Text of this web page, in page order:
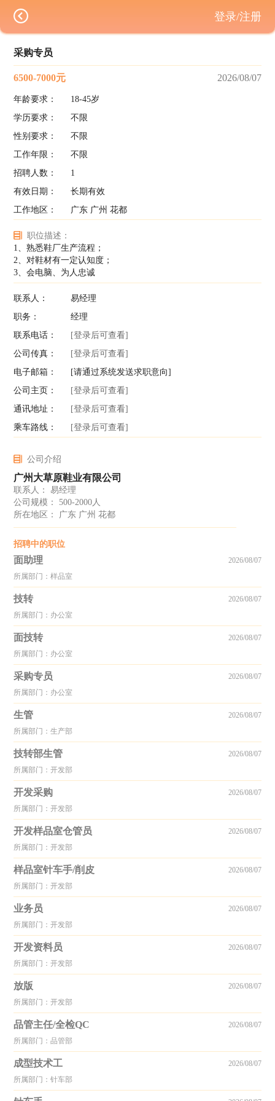
采购专员
6500-7000元 2026/08/07
年龄要求：
18-45岁
学历要求：
不限
性别要求：
不限
工作年限：
不限
招聘人数：
1
有效日期：
长期有效
工作地区：
广东 广州 花都
职位描述：
1、熟悉鞋厂生产流程；
2、对鞋材有一定认知度；
3、会电脑、为人忠诚
联系人：
易经理
职务：
经理
联系电话：
[登录后可查看]
公司传真：
[登录后可查看]
电子邮箱：
[请通过系统发送求职意向]
公司主页：
[登录后可查看]
通讯地址：
[登录后可查看]
乘车路线：
[登录后可查看]
公司介绍
广州大草原鞋业有限公司
联系人： 易经理
公司规模： 500-2000人
所在地区： 广东 广州 花都
招聘中的职位
面助理
所属部门：样品室
2026/08/07
技转
所属部门：办公室
2026/08/07
面技转
所属部门：办公室
2026/08/07
采购专员
所属部门：办公室
2026/08/07
生管
所属部门：生产部
2026/08/07
技转部生管
所属部门：开发部
2026/08/07
开发采购
所属部门：开发部
2026/08/07
开发样品室仓管员
所属部门：开发部
2026/08/07
样品室针车手/削皮
所属部门：开发部
2026/08/07
业务员
所属部门：开发部
2026/08/07
开发资料员
所属部门：开发部
2026/08/07
放版
所属部门：开发部
2026/08/07
品管主任/全检QC
所属部门：品管部
2026/08/07
成型技术工
所属部门：针车部
2026/08/07
登录/注册